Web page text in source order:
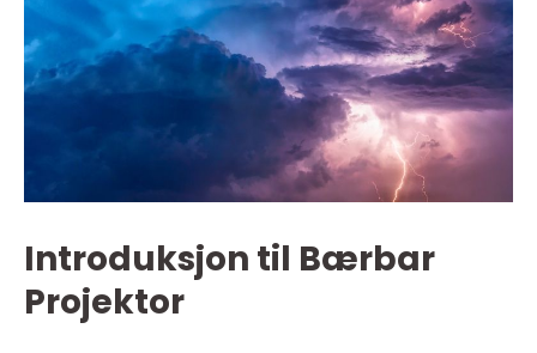
Introduksjon til Bærbar
Projektor